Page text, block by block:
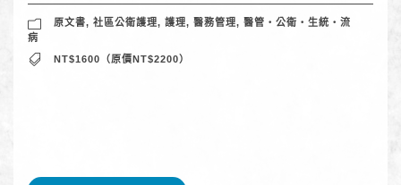
原文書, 社區公衛護理, 護理, 醫務管理, 醫管‧公衛‧生統‧流
病
NT$1600（原價NT$2200）